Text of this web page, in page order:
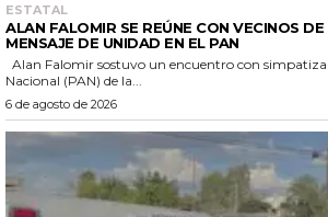
ESTATAL
ALAN FALOMIR SE REÚNE CON VECINOS
MENSAJE DE UNIDAD EN EL PAN
Nacional (PAN) de la...
6 de agosto de 2026